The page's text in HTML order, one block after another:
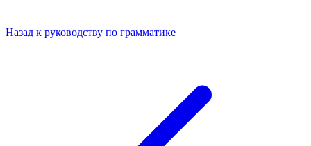
Назад к руководству по грамматике